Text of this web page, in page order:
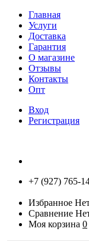
Главная
Услуги
Доставка
Гарантия
О магазине
Отзывы
Контакты
Опт
Вход
Регистрация
+7 (927) 765-
Избранное
Сравнение
Моя корзина 0